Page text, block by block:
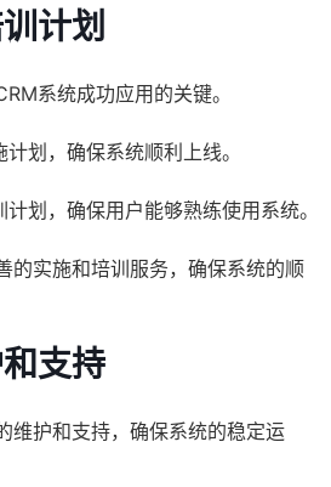
计划
系统成功应用的关键。
计划，确保系统顺利上线。
计划，确保用户能够熟练使用系统。
的实施和培训服务，确保系统的顺
支持
维护和支持，确保系统的稳定运